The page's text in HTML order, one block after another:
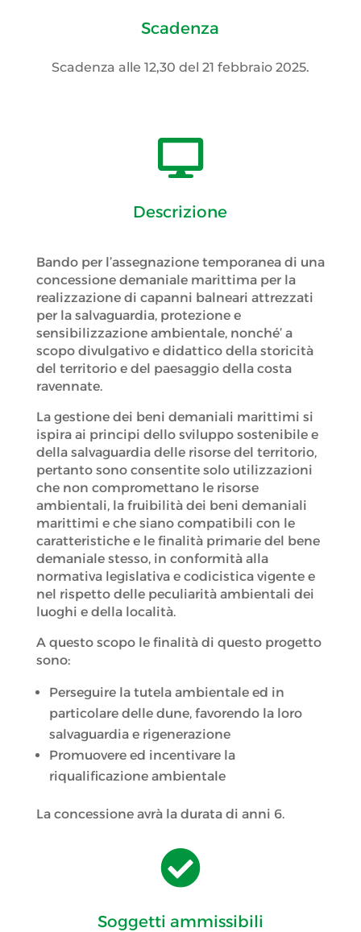
Scadenza
Scadenza alle 12,30 del 21 febbraio 2025.

Descrizione
Bando per l’assegnazione temporanea di una
concessione demaniale marittima per la
realizzazione di capanni balneari attrezzati
per la salvaguardia, protezione e
sensibilizzazione ambientale, nonché’ a
scopo divulgativo e didattico della storicità
del territorio e del paesaggio della costa
ravennate.
La gestione dei beni demaniali marittimi si
ispira ai principi dello sviluppo sostenibile e
della salvaguardia delle risorse del territorio,
pertanto sono consentite solo utilizzazioni
che non compromettano le risorse
ambientali, la fruibilità dei beni demaniali
marittimi e che siano compatibili con le
caratteristiche e le finalità primarie del bene
demaniale stesso, in conformità alla
normativa legislativa e codicistica vigente e
nel rispetto delle peculiarità ambientali dei
luoghi e della località.
A questo scopo le finalità di questo progetto
sono:
Perseguire la tutela ambientale ed in
particolare delle dune, favorendo la loro
salvaguardia e rigenerazione
Promuovere ed incentivare la
riqualificazione ambientale
La concessione avrà la durata di anni 6.

Soggetti ammissibili